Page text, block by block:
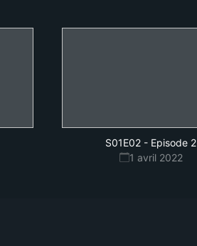
S01E02 - Episode 2
1 avril 2022